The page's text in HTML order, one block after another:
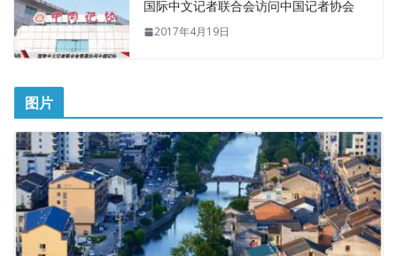
国际中文记者联合会访问中国记者协会
2017年4月19日
图片